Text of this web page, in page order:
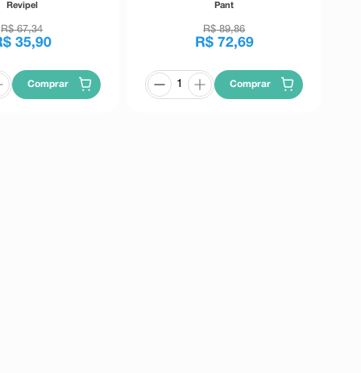
Revipel
R$ 67,34
35,90
Comprar
Pant
R$ 89,86
R$ 72,69
Comprar